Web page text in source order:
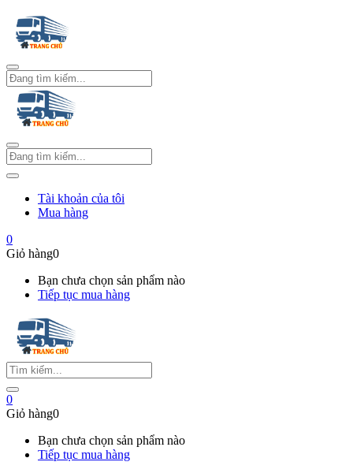
Tài khoản của tôi
Mua hàng
0
Giỏ hàng0
Bạn chưa chọn sản phẩm nào
Tiếp tục mua hàng
0
Giỏ hàng0
Bạn chưa chọn sản phẩm nào
Tiếp tục mua hàng